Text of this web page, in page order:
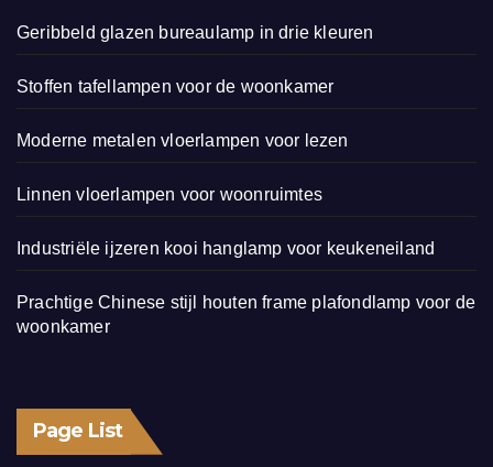
Geribbeld glazen bureaulamp in drie kleuren
Stoffen tafellampen voor de woonkamer
Moderne metalen vloerlampen voor lezen
Linnen vloerlampen voor woonruimtes
Industriële ijzeren kooi hanglamp voor keukeneiland
Prachtige Chinese stijl houten frame plafondlamp voor de
woonkamer
Page List